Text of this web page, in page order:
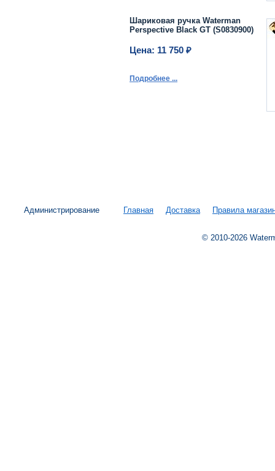
Шариковая ручка Waterman
Perspective Black GT (S0830900)
Цена: 11 750 ₽
Подробнее ...
Администрирование Главная Доставка Правила
© 2010-2026